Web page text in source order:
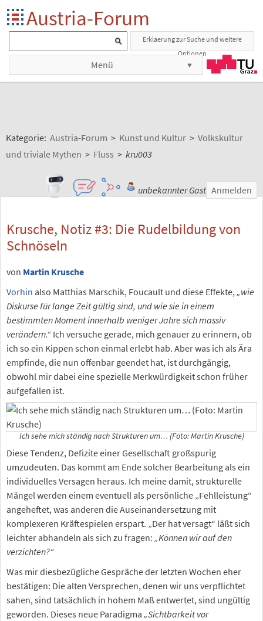
Austria-Forum
Erklaerung zur Suche und weitere
Optionen
Menü
Kategorie: Austria-Forum > Kunst und Kultur > Volkskultur
und triviale Mythen > Fluss > kru003
unbekannter Gast Anmelden
Krusche, Notiz #3: Die Rudelbildung von
Schnöseln
von Martin Krusche
Vorhin also Matthias Marschik, Foucault und diese Effekte, „wie
Diskurse für lange Zeit gültig sind, und wie sie in einem
bestimmten Moment innerhalb weniger Jahre sich massiv
verändern.“ Ich versuche gerade, mich genauer zu erinnern, ob
ich so ein Kippen schon einmal erlebt hab. Aber was ich als Ära
empfinde, die nun offenbar geendet hat, ist durchgängig,
obwohl mir dabei eine spezielle Merkwürdigkeit schon früher
aufgefallen ist.
Ich sehe mich ständig nach Strukturen um… (Foto: Martin Krusche)
Diese Tendenz, Defizite einer Gesellschaft großspurig
umzudeuten. Das kommt am Ende solcher Bearbeitung als ein
individuelles Versagen heraus. Ich meine damit, strukturelle
Mängel werden einem eventuell als persönliche „Fehlleistung“
angeheftet, was anderen die Auseinandersetzung mit
komplexeren Kräftespielen erspart. „Der hat versagt“ läßt sich
leichter abhandeln als sich zu fragen: „Können wir auf den
verzichten?“
Was mir diesbezügliche Gespräche der letzten Wochen eher
bestätigen: Die alten Versprechen, denen wir uns verpflichtet
sahen, sind tatsächlich in hohem Maß entwertet, sind ungültig
geworden. Dieses neue Paradigma „Sichtbarkeit vor